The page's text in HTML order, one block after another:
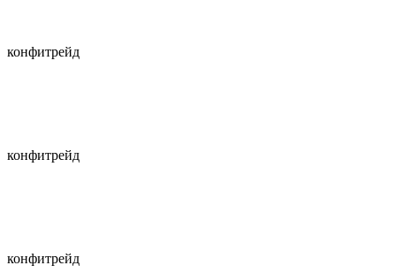
конфитрейд
конфитрейд
конфитрейд